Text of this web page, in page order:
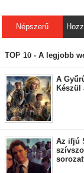
Népszerű
TOP 10 - A legjobb
A
Készül
Az ifjú